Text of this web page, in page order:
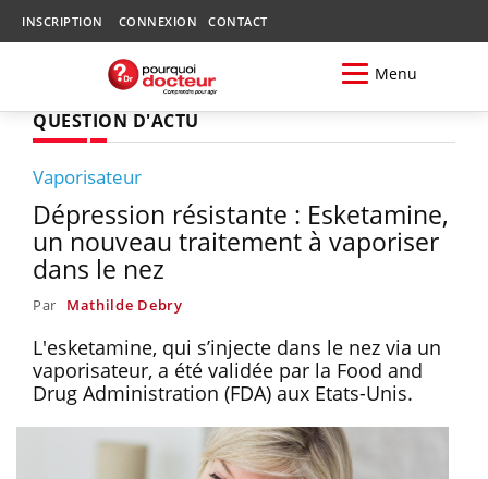
INSCRIPTION CONNEXION CONTACT
Menu
QUESTION D'ACTU
Vaporisateur
Dépression résistante : Esketamine,
un nouveau traitement à vaporiser
dans le nez
Par Mathilde Debry
L'esketamine, qui s’injecte dans le nez via un
vaporisateur, a été validée par la Food and
Drug Administration (FDA) aux Etats-Unis.